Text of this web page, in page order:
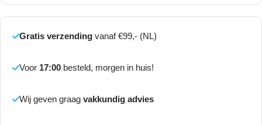
Gratis verzending vanaf €99,- (NL)
Voor 17:00 besteld, morgen in huis!
Wij geven graag vakkundig advies